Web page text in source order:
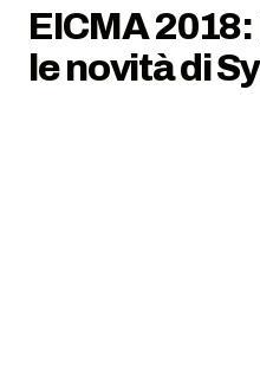
EICMA
le novità di